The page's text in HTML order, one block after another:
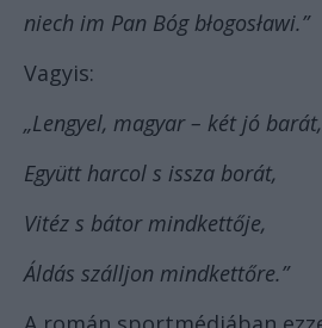
niech im Pan Bóg błogosławi.”
Vagyis:
„Lengyel, magyar – két jó barát,
Együtt harcol s issza borát,
Vitéz s bátor mindkettője,
Áldás szálljon mindkettőre.”